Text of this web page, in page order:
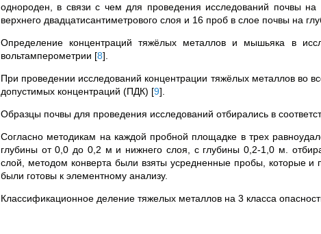
однороден, в связи с чем для проведения исследований почвы
верхнего двадцатисантиметрового слоя и 16 проб в слое почвы на
Определение концентраций тяжёлых металлов и мышьяка в
вольтамперометрии [8]
При проведении исследований концентрации тяжёлых металлов во
допустимых концентраций (ПДК) [9]
Образцы почвы для проведения исследований отбирались в
Согласно методикам на каждой пробной площадке в трех
глубины от 0,0 до 0,2 м и нижнего слоя, с глубины 0,2-1,0 м.
слой, методом конверта были взяты усредненные пробы, которые
были готовы к элементному анализу.
Классификационное деление тяжелых металлов на 3 класса